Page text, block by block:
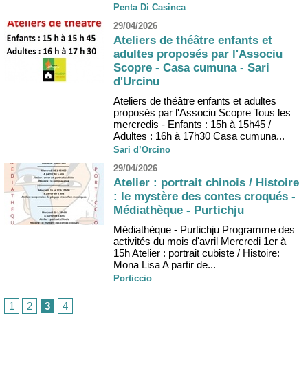
Penta Di Casinca
29/04/2026
Ateliers de théâtre enfants et
adultes proposés par l'Associu
Scopre - Casa cumuna - Sari
d'Urcinu
Ateliers de théâtre enfants et adultes
proposés par l'Associu Scopre Tous les
mercredis - Enfants : 15h à 15h45 /
Adultes : 16h à 17h30 Casa cumuna...
Sari d’Orcino
29/04/2026
Atelier : portrait chinois / Histoire
: le mystère des contes croqués -
Médiathèque - Purtichju
Médiathèque - Purtichju Programme des
activités du mois d'avril Mercredi 1er à
15h Atelier : portrait cubiste / Histoire:
Mona Lisa A partir de...
Porticcio
1 2 3 4